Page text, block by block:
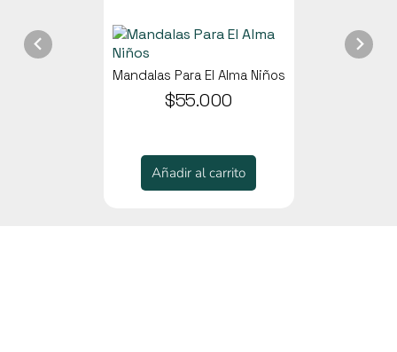
Mandalas Para El Alma Niños
$55.000
Añadir al carrito